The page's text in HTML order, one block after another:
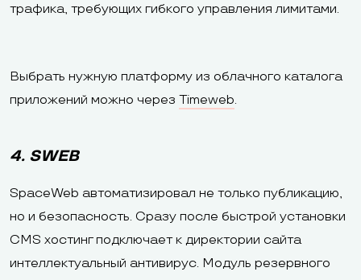
трафика, требующих гибкого управления лимитами.
Выбрать нужную платформу из облачного каталога
приложений можно через Timeweb.
4. SWEB
SpaceWeb автоматизировал не только публикацию,
но и безопасность. Сразу после быстрой установки
CMS хостинг подключает к директории сайта
интеллектуальный антивирус. Модуль резервного